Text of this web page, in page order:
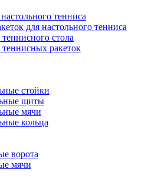
тенниса
для настольного тенниса
стола
ракеток
стойки
щиты
мячи
кольца
ворота
мячи